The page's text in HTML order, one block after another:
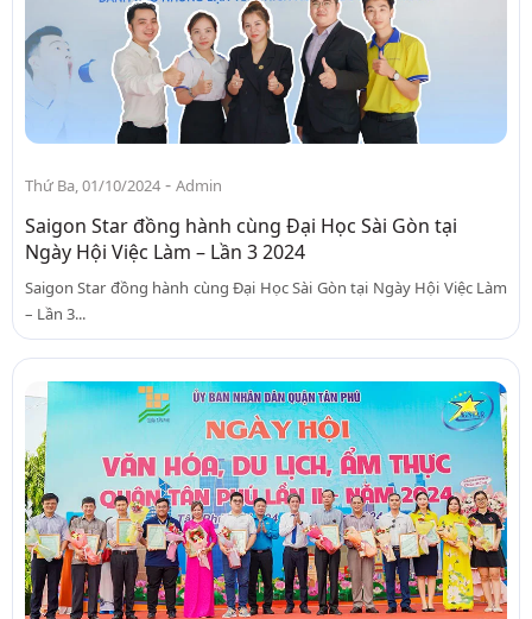
Thứ Ba, 01/10/2024 - Admin
Saigon Star đồng hành cùng Đại Học Sài Gòn tại
Ngày Hội Việc Làm – Lần 3 2024
Saigon Star đồng hành cùng Đại Học Sài Gòn tại Ngày Hội Việc Làm
– Lần 3...